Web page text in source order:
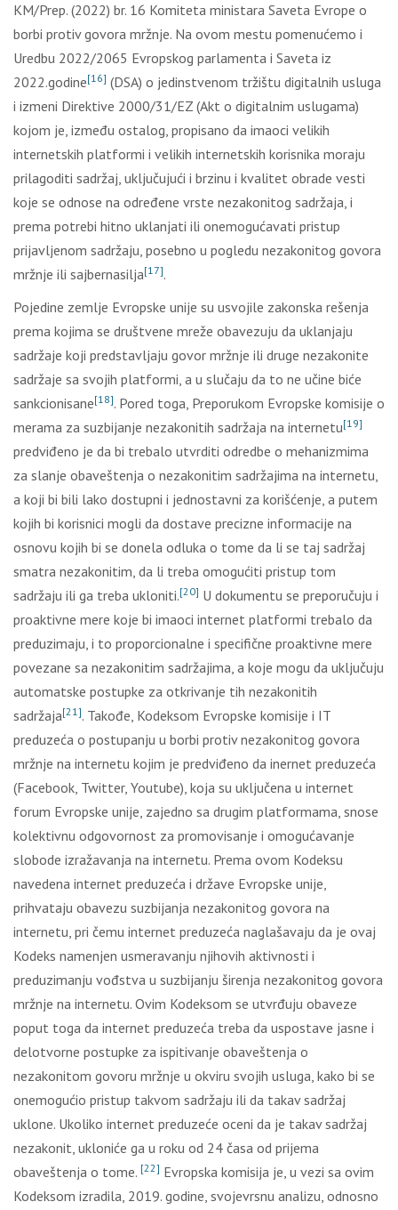
KM/Prep. (2022) br. 16 Komiteta ministara Saveta Evrope o
borbi protiv govora mržnje. Na ovom mestu pomenućemo i
Uredbu 2022/2065 Evropskog parlamenta i Saveta iz
2022.godine[16] (DSA) o jedinstvenom tržištu digitalnih usluga
i izmeni Direktive 2000/31/EZ (Akt o digitalnim uslugama)
kojom je, između ostalog, propisano da imaoci velikih
internetskih platformi i velikih internetskih korisnika moraju
prilagoditi sadržaj, uključujući i brzinu i kvalitet obrade vesti
koje se odnose na određene vrste nezakonitog sadržaja, i
prema potrebi hitno uklanjati ili onemogućavati pristup
prijavljenom sadržaju, posebno u pogledu nezakonitog govora
mržnje ili sajbernasilja[17].
Pojedine zemlje Evropske unije su usvojile zakonska rešenja
prema kojima se društvene mreže obavezuju da uklanjaju
sadržaje koji predstavljaju govor mržnje ili druge nezakonite
sadržaje sa svojih platformi, a u slučaju da to ne učine biće
sankcionisane[18]. Pored toga, Preporukom Evropske komisije o
merama za suzbijanje nezakonitih sadržaja na internetu[19]
predviđeno je da bi trebalo utvrditi odredbe o mehanizmima
za slanje obaveštenja o nezakonitim sadržajima na internetu,
a koji bi bili lako dostupni i jednostavni za korišćenje, a putem
kojih bi korisnici mogli da dostave precizne informacije na
osnovu kojih bi se donela odluka o tome da li se taj sadržaj
smatra nezakonitim, da li treba omogućiti pristup tom
sadržaju ili ga treba ukloniti.[20] U dokumentu se preporučuju i
proaktivne mere koje bi imaoci internet platformi trebalo da
preduzimaju, i to proporcionalne i specifične proaktivne mere
povezane sa nezakonitim sadržajima, a koje mogu da uključuju
automatske postupke za otkrivanje tih nezakonitih
sadržaja[21]. Takođe, Kodeksom Evropske komisije i IT
preduzeća o postupanju u borbi protiv nezakonitog govora
mržnje na internetu kojim je predviđeno da inernet preduzeća
(Facebook, Twitter, Youtube), koja su uključena u internet
forum Evropske unije, zajedno sa drugim platformama, snose
kolektivnu odgovornost za promovisanje i omogućavanje
slobode izražavanja na internetu. Prema ovom Kodeksu
navedena internet preduzeća i države Evropske unije,
prihvataju obavezu suzbijanja nezakonitog govora na
internetu, pri čemu internet preduzeća naglašavaju da je ovaj
Kodeks namenjen usmeravanju njihovih aktivnosti i
preduzimanju vođstva u suzbijanju širenja nezakonitog govora
mržnje na internetu. Ovim Kodeksom se utvrđuju obaveze
poput toga da internet preduzeća treba da uspostave jasne i
delotvorne postupke za ispitivanje obaveštenja o
nezakonitom govoru mržnje u okviru svojih usluga, kako bi se
onemogućio pristup takvom sadržaju ili da takav sadržaj
uklone. Ukoliko internet preduzeće oceni da je takav sadržaj
nezakonit, ukloniće ga u roku od 24 časa od prijema
obaveštenja o tome. [22] Evropska komisija je, u vezi sa ovim
Kodeksom izradila, 2019. godine, svojevrsnu analizu, odnosno